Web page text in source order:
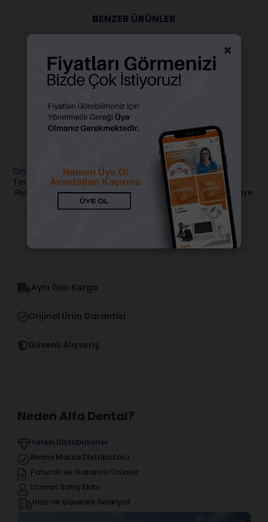
BENZER ÜRÜNLER
Omega Aeratör Elmas
Terskonik Frez Siyah
Fiyatları görebilmek için üye
girişi yapmalısınız.
Omega Aeratör Elmas
Terskonik Frez Kırmızı
Fiyatları görebilmek için üye
girişi yapmalısınız.
Aynı Gün Kargo
Orijinal Ürün Garantisi
Güvenli Alışveriş
Neden Alfa Dental?
Yetkili Distribütörler
Resmi Marka Distribütörü
Faturalı ve Garantili Ürünler
Uzman Satış Ekibi
Hızlı ve Güvenilir Sevkiyat
×